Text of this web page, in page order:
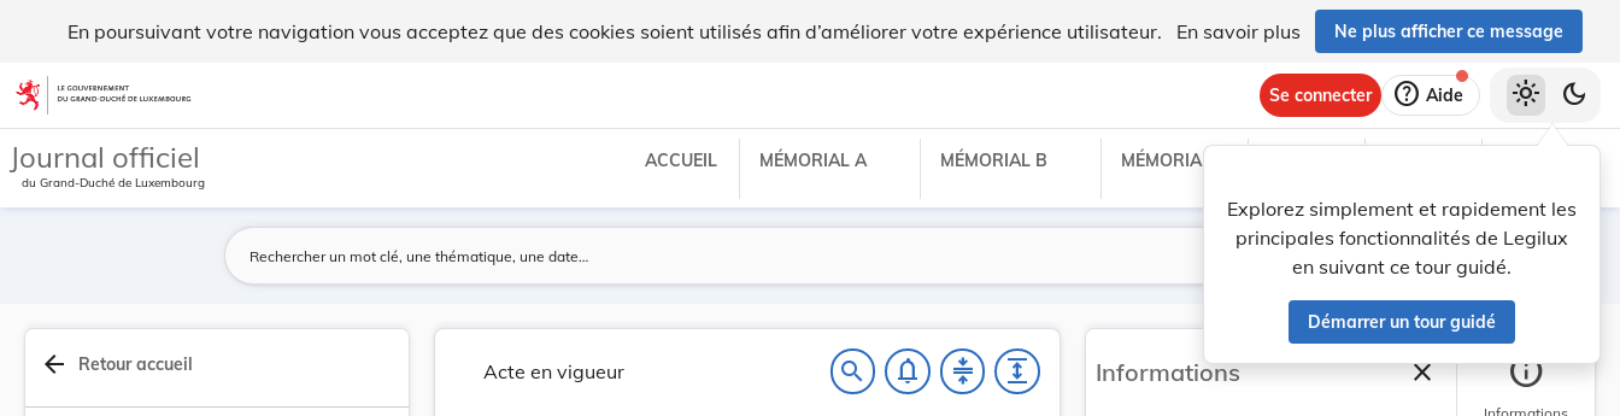
En poursuivant votre navigation vous acceptez que des cookies soient utilisés afin d’améliorer votre expérience utilisateur. En savoir plus Ne plus afficher ce message
Aller au contenu
Se connecter help Aide
Explorez simplement et rapidement les
principales fonctionnalités de Legilux
en suivant ce tour guidé.
Démarrer un tour guidé
light_mode dark_mode
Journal officiel
du Grand-Duché de Luxembourg
ACCUEIL MÉMORIAL A MÉMORIAL B MÉMORIAL C
Lancer la recherche
Filtres
arrow_back Retour accueil Acte en vigueur search notifications_none compress expand Informations closeFermer la barre
info